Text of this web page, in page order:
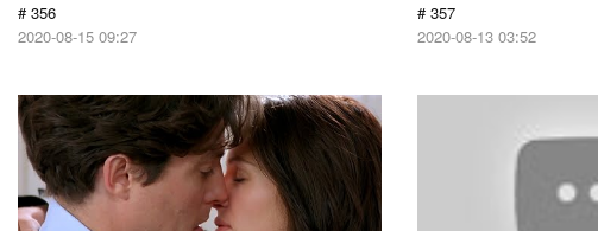
# 356
2020-08-15 09:27
# 357
2020-08-13 03:52